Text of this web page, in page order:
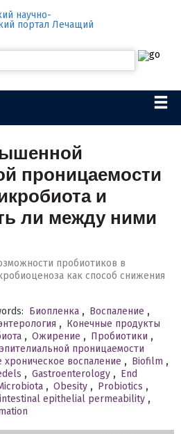
проницаемости
и
ли между ними
пробиотиков в
как способ снижения
Биопленка , Воспаление ,
, Конечные продукты
, Ожирение , Пробиотики ,
проницаемости
хроническое воспаление , Biofilm ,
, Gastroenterology , End
, Obesity , Probiotics ,
epithelial permeability ,